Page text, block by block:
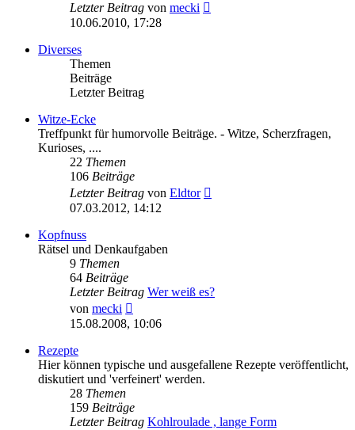
Letzter Beitrag von mecki
10.06.2010, 17:28
Diverses
Themen
Beiträge
Letzter Beitrag
Witze-Ecke
Treffpunkt für humorvolle Beiträge. - Witze, Scherzfragen,
Kurioses, ....
22 Themen
106 Beiträge
Letzter Beitrag von Eldtor
07.03.2012, 14:12
Kopfnuss
Rätsel und Denkaufgaben
9 Themen
64 Beiträge
Letzter Beitrag Wer weiß es?
von mecki
Beitrag
15.08.2008, 10:06
Rezepte
Hier können typische und ausgefallene Rezepte veröffentlicht,
diskutiert und 'verfeinert' werden.
28 Themen
159 Beiträge
Letzter Beitrag Kohlroulade , lange Form